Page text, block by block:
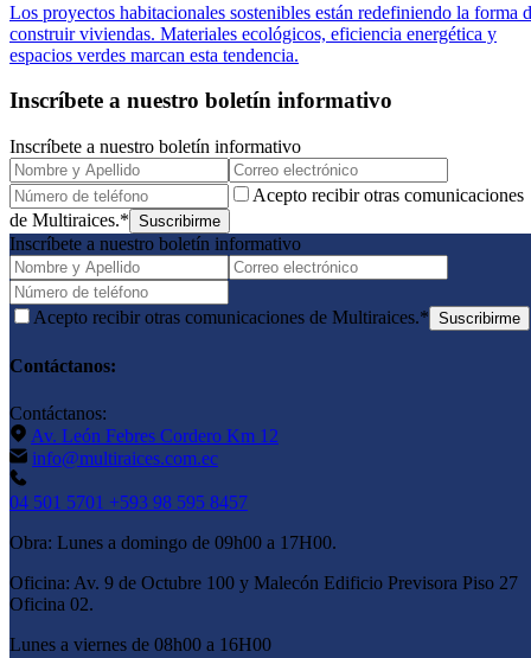
Los proyectos habitacionales sostenibles están redefiniendo la forma
construir viviendas. Materiales ecológicos, eficiencia energética y
espacios verdes marcan esta tendencia.
Inscríbete a nuestro boletín informativo
Inscríbete a nuestro boletín informativo
Acepto recibir otras comunicaciones
de Multiraices.* Suscribirme
Inscríbete a nuestro boletín informativo
Acepto recibir otras comunicaciones de Multiraices.* Suscribirme
Contáctanos:
Contáctanos:
Av. León Febres Cordero Km 12
info@multiraices.com.ec
04 501 5701 +593 98 595 8457
Obra: Lunes a domingo de 09h00 a 17H00.
Oficina: Av. 9 de Octubre 100 y Malecón Edificio Previsora Piso 27
Oficina 02.
Lunes a viernes de 08h00 a 16H00